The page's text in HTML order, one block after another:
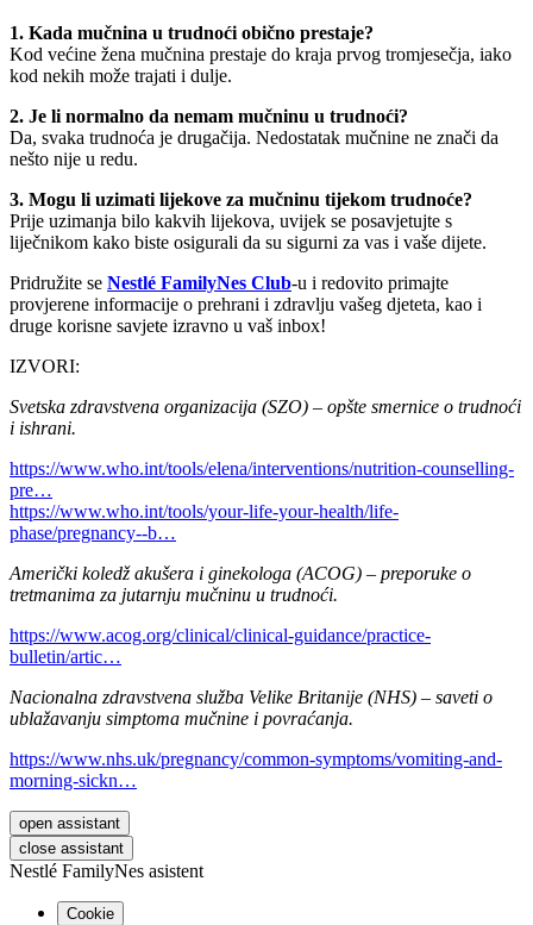
1. Kada mučnina u trudnoći obično prestaje?
Kod većine žena mučnina prestaje do kraja prvog tromjesečja, iako
kod nekih može trajati i dulje.
2. Je li normalno da nemam mučninu u trudnoći?
Da, svaka trudnoća je drugačija. Nedostatak mučnine ne znači da
nešto nije u redu.
3. Mogu li uzimati lijekove za mučninu tijekom trudnoće?
Prije uzimanja bilo kakvih lijekova, uvijek se posavjetujte s
liječnikom kako biste osigurali da su sigurni za vas i vaše dijete.
Pridružite se Nestlé FamilyNes Club-u i redovito primajte
provjerene informacije o prehrani i zdravlju vašeg djeteta, kao i
druge korisne savjete izravno u vaš inbox!
IZVORI:
Svetska zdravstvena organizacija (SZO) – opšte smernice o trudnoći
i ishrani.
https://www.who.int/tools/elena/interventions/nutrition-counselling-
pre…
https://www.who.int/tools/your-life-your-health/life-
phase/pregnancy--b…
Američki koledž akušera i ginekologa (ACOG) – preporuke o
tretmanima za jutarnju mučninu u trudnoći.
https://www.acog.org/clinical/clinical-guidance/practice-
bulletin/artic…
Nacionalna zdravstvena služba Velike Britanije (NHS) – saveti o
ublažavanju simptoma mučnine i povraćanja.
https://www.nhs.uk/pregnancy/common-symptoms/vomiting-and-
morning-sickn…
open assistant
close assistant
Nestlé FamilyNes asistent
Cookie